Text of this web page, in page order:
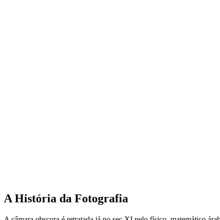
A História da Fotografia